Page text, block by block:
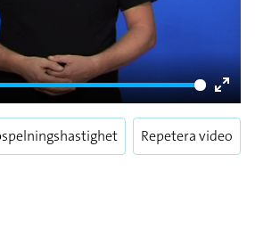
Enter
Repetera video